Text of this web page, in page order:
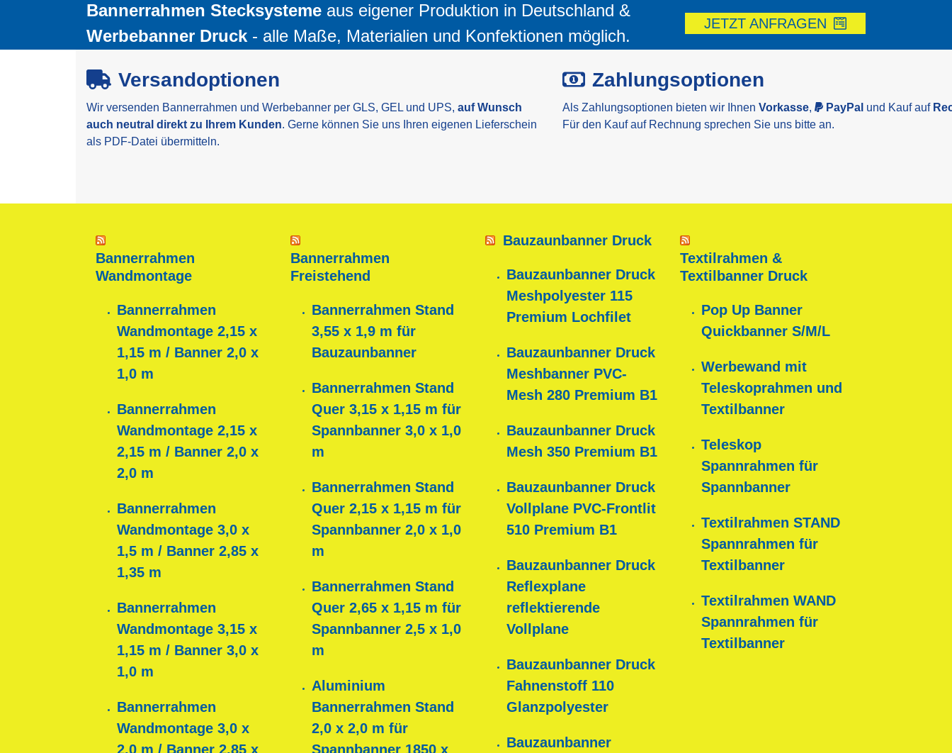
Bannerrahmen Stecksysteme aus eigener Produktion in Deutschland &
Werbebanner Druck - alle Maße, Materialien und Konfektionen möglich.
JETZT ANFRAGEN
Versandoptionen
Wir versenden Bannerrahmen und Werbebanner per GLS, GEL und UPS, auf Wunsch
auch neutral direkt zu Ihrem Kunden. Gerne können Sie uns Ihren eigenen Lieferschein
als PDF-Datei übermitteln.
Zahlungsoptionen
Als Zahlungsoptionen bieten wir Ihnen Vorkasse, PayPal und Kauf auf
Für den Kauf auf Rechnung sprechen Sie uns bitte an.
Bannerrahmen
Wandmontage
Bannerrahmen
Wandmontage 2,15 x
1,15 m / Banner 2,0 x
1,0 m
Bannerrahmen
Wandmontage 2,15 x
2,15 m / Banner 2,0 x
2,0 m
Bannerrahmen
Wandmontage 3,0 x
1,5 m / Banner 2,85 x
1,35 m
Bannerrahmen
Wandmontage 3,15 x
1,15 m / Banner 3,0 x
1,0 m
Bannerrahmen
Wandmontage 3,0 x
2,0 m / Banner 2,85 x
Bannerrahmen
Freistehend
Bannerrahmen Stand
3,55 x 1,9 m für
Bauzaunbanner
Bannerrahmen Stand
Quer 3,15 x 1,15 m für
Spannbanner 3,0 x 1,0
m
Bannerrahmen Stand
Quer 2,15 x 1,15 m für
Spannbanner 2,0 x 1,0
m
Bannerrahmen Stand
Quer 2,65 x 1,15 m für
Spannbanner 2,5 x 1,0
m
Aluminium
Bannerrahmen Stand
2,0 x 2,0 m für
Spannbanner 1850 x
Bauzaunbanner Druck
Bauzaunbanner Druck
Meshpolyester 115
Premium Lochfilet
Bauzaunbanner Druck
Meshbanner PVC-
Mesh 280 Premium B1
Bauzaunbanner Druck
Mesh 350 Premium B1
Bauzaunbanner Druck
Vollplane PVC-Frontlit
510 Premium B1
Bauzaunbanner Druck
Reflexplane
reflektierende
Vollplane
Bauzaunbanner Druck
Fahnenstoff 110
Glanzpolyester
Bauzaunbanner
Textilrahmen &
Textilbanner Druck
Pop Up Banner
Quickbanner S/M/L
Werbewand mit
Teleskoprahmen und
Textilbanner
Teleskop
Spannrahmen für
Spannbanner
Textilrahmen STAND
Spannrahmen für
Textilbanner
Textilrahmen WAND
Spannrahmen für
Textilbanner